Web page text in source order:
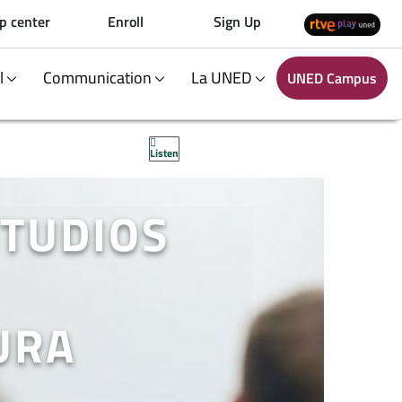
center Enroll Sign Up
Communication La UNED UNED Campus
Listen